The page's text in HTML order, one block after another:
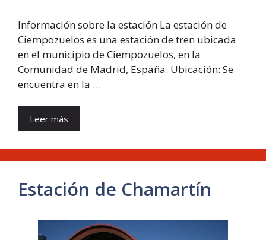
Información sobre la estación La estación de
Ciempozuelos es una estación de tren ubicada
en el municipio de Ciempozuelos, en la
Comunidad de Madrid, España. Ubicación: Se
encuentra en la …
Leer más
Estación de Chamartín